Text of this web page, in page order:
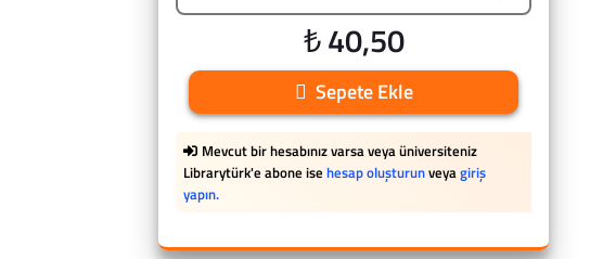
₺ 40,50
Sepete Ekle
Mevcut bir hesabınız varsa veya üniversiteniz
Librarytürk'e abone ise hesap oluşturunveyagiriş
yapın.